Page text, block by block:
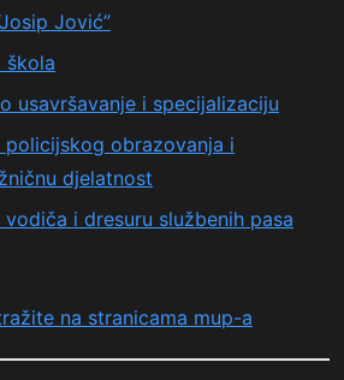
Jović”
škola
usavršavanje i specijalizaciju
policijskog obrazovanja i
djelatnost
i dresuru službenih pasa
na stranicama mup-a